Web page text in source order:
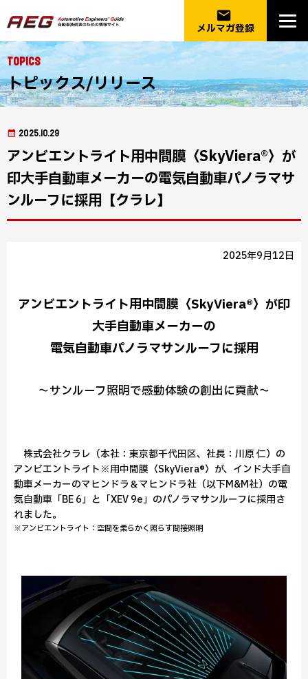
email
メルマガ登録
Topics
トピックス/リリース
2025.10.29
アンビエントライト用中間膜〈SkyViera®〉が
印大手自動車メーカーの電気自動車パノラマサ
ンルーフに採用【クラレ】
2025年9月12日
アンビエントライト用中間膜〈SkyViera®〉が印
大手自動車メーカーの
電気自動車パノラマサンルーフに採用
～サンルーフ照明で感動体験の創出に貢献～
株式会社クラレ（本社：東京都千代田区、社長：川原 仁）の
アンビエントライト※用中間膜〈SkyViera®〉が、インド大手自
動車メーカーのマヒンドラ＆マヒンドラ社（以下M&M社）の電
気自動車「BE 6」と「XEV 9e」のパノラマサンルーフに採用さ
れました。
※アンビエントライト：空間を柔らかく照らす間接照明